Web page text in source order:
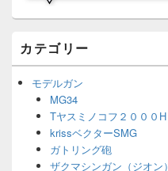
バ
ウ
ィ
ェ
カテゴリー
モデルガン
MG34
Tヤスミノコフ２０００H
krissベクターSMG
ガトリング砲
ザクマシンガン（ジオン）